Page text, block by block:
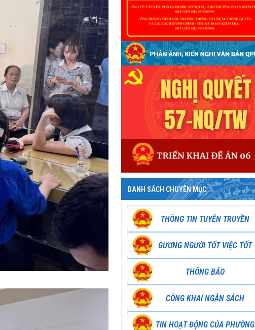
DANH SÁCH CHUYÊN MỤC
THÔNG TIN TUYÊN TRUYỀN
GƯƠNG NGƯỜI TỐT VIỆC TỐT
THÔNG BÁO
CÔNG KHAI NGÂN SÁCH
TIN HOẠT ĐỘNG CỦA PHƯỜNG